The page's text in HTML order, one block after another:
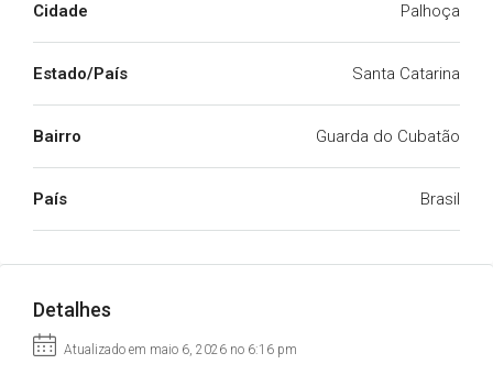
Cidade Palhoça
Estado/País Santa Catarina
Bairro Guarda do Cubatão
País Brasil
Detalhes
Atualizado em maio 6, 2026 no 6:16 pm